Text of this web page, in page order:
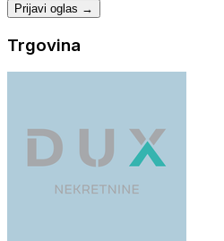
Prijavi oglas →
Trgovina